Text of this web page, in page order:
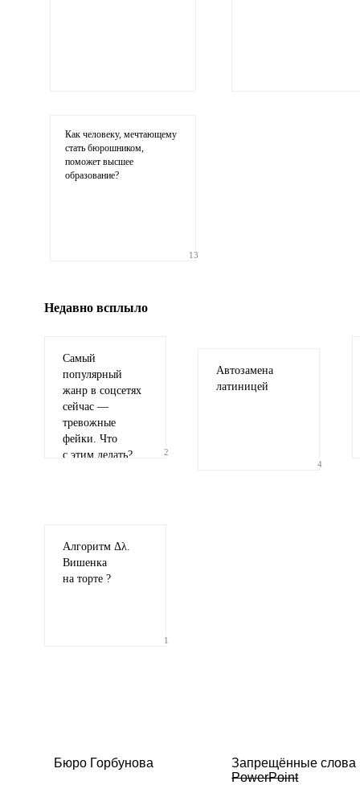
гиф или джипег шириной не более 700
Как человеку, мечтающему
стать бюрошником,
поможет высшее
образование?
13
Недавно всплыло
Самый
популярный
жанр в соцсетях
сейчас —
тревожные
фейки. Что
с этим делать?
2
Автозамена
латиницей
4
Алгоритм Δλ.
Вишенка
на торте ?
1
Бюро Горбунова
Запрещённые слова
PowerPoint